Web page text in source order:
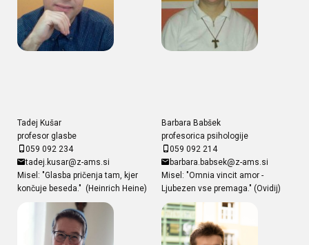
Tadej Kušar
profesor glasbe
059 092 234
tadej.kusar@z-ams.si
Misel: "Glasba pričenja tam, kjer
končuje beseda." (Heinrich Heine)
Barbara Babšek
profesorica psihologije
059 092 214
barbara.babsek@z-ams.si
Misel: "Omnia vincit amor -
Ljubezen vse premaga." (Ovidij)